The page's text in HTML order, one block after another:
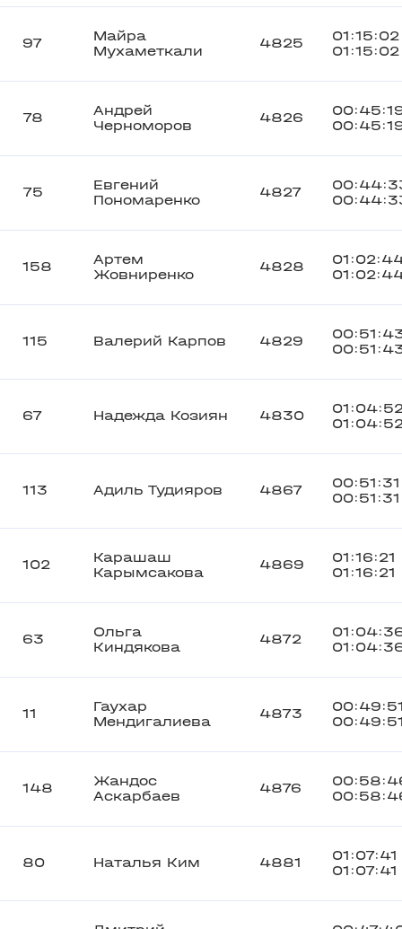
97
Майра
Мухаметкали
4825
01:15:02
01:15:02
78
Андрей
Черноморов
4826
75
Евгений
Пономаренко
4827
158
Артем
Жовниренко
4828
115 Валерий Карпов 4829
67 Надежда Козиян 4830
113 Адиль Тудияров 4867
00:51:31
00:51:31
102
Карашаш
Карымсакова
4869
01:16:21
01:16:21
63
Ольга
Киндякова
4872
11
Гаухар
Мендигалиева
4873
148
Жандос
Аскарбаев
4876
80 Наталья Ким 4881
01:07:41
01:07:41